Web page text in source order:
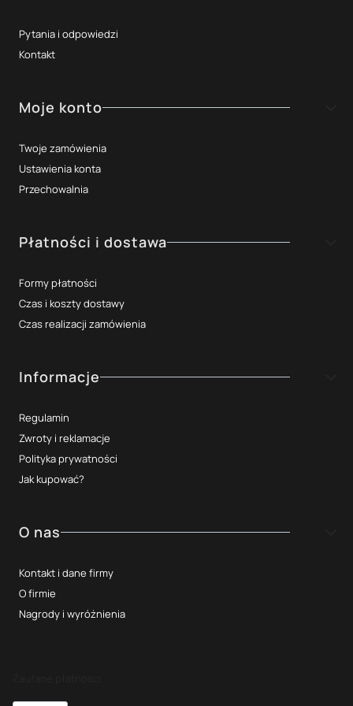
Pytania i odpowiedzi
Kontakt
Moje konto
Twoje zamówienia
Ustawienia konta
Przechowalnia
Płatności i dostawa
Formy płatności
Czas i koszty dostawy
Czas realizacji zamówienia
Informacje
Regulamin
Zwroty i reklamacje
Polityka prywatności
Jak kupować?
O nas
Kontakt i dane firmy
O firmie
Nagrody i wyróżnienia